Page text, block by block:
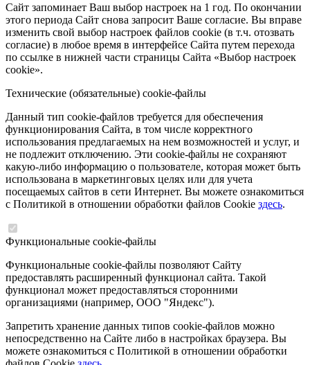
Сайт запоминает Ваш выбор настроек на 1 год. По окончании
этого периода Сайт снова запросит Ваше согласие. Вы вправе
изменить свой выбор настроек файлов cookie (в т.ч. отозвать
согласие) в любое время в интерфейсе Сайта путем перехода
по ссылке в нижней части страницы Сайта «Выбор настроек
cookie».
Технические (обязательные) cookie-файлы
Данный тип cookie-файлов требуется для обеспечения
функционирования Сайта, в том числе корректного
использования предлагаемых на нем возможностей и услуг, и
не подлежит отключению. Эти cookie-файлы не сохраняют
какую-либо информацию о пользователе, которая может быть
использована в маркетинговых целях или для учета
посещаемых сайтов в сети Интернет. Вы можете ознакомиться
с Политикой в отношении обработки файлов Cookie здесь.
Функциональные cookie-файлы
Функциональные cookie-файлы позволяют Сайту
предоставлять расширенный функционал сайта. Такой
функционал может предоставляться сторонними
организациями (например, ООО "Яндекс").
Запретить хранение данных типов cookie-файлов можно
непосредственно на Сайте либо в настройках браузера. Вы
можете ознакомиться с Политикой в отношении обработки